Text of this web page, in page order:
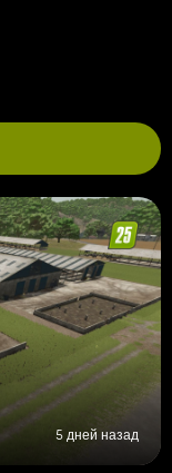
5 дней назад